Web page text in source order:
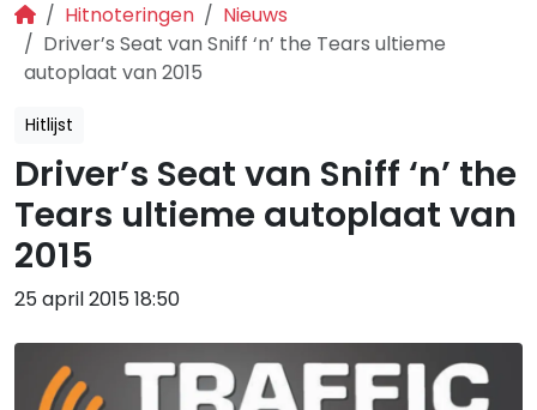
Hitnoteringen
Nieuws
Driver’s Seat van Sniff ‘n’ the Tears ultieme
autoplaat van 2015
Hitlijst
Driver’s Seat van Sniff ‘n’ the
Tears ultieme autoplaat van
2015
25 april 2015 18:50